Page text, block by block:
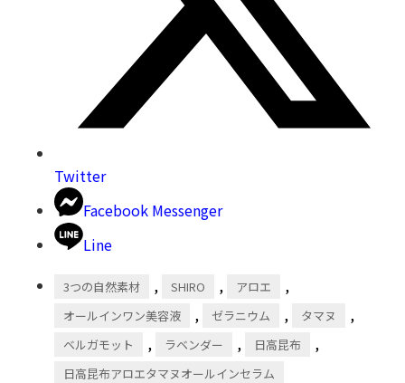
Twitter
Facebook Messenger
Line
3つの自然素材 , SHIRO , アロエ ,
オールインワン美容液 , ゼラニウム , タマヌ ,
ベルガモット , ラベンダー , 日高昆布 ,
日高昆布アロエタマヌオールインセラム